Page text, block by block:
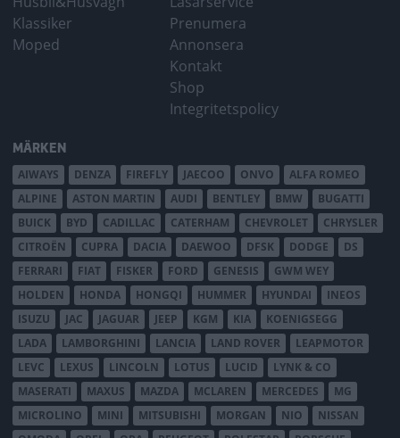
Klassiker
Moped
Prenumera
Annonsera
Kontakt
Shop
Integritetspolicy
MÄRKEN
AIWAYS DENZA FIREFLY JAECOO ONVO
ALFA ROMEO
ALPINE
ASTON MARTIN AUDI BENTLEY BMW
BUGATTI
BUICK
BYD CADILLAC CATERHAM CHEVROLET
CHRYSLER
CITROËN
CUPRA DACIA DAEWOO DFSK DODGE
DS
FERRARI
FIAT FISKER FORD GENESIS
GWM WEY
HOLDEN
HONDA HONGQI HUMMER HYUNDAI
INEOS
ISUZU
JAC JAGUAR JEEP KGM KIA
KOENIGSEGG
LADA
LAMBORGHINI LANCIA LAND ROVER
LEAPMOTOR
LEVC
LEXUS LINCOLN LOTUS LUCID
LYNK & CO
MASERATI
MAXUS MAZDA MCLAREN MERCEDES
MG
MICROLINO
MINI MITSUBISHI MORGAN NIO
NISSAN